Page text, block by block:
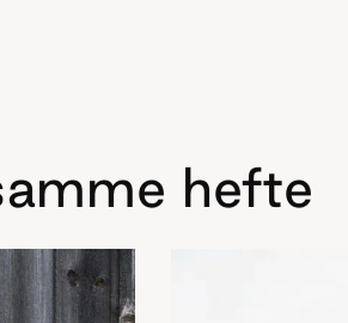
hefte